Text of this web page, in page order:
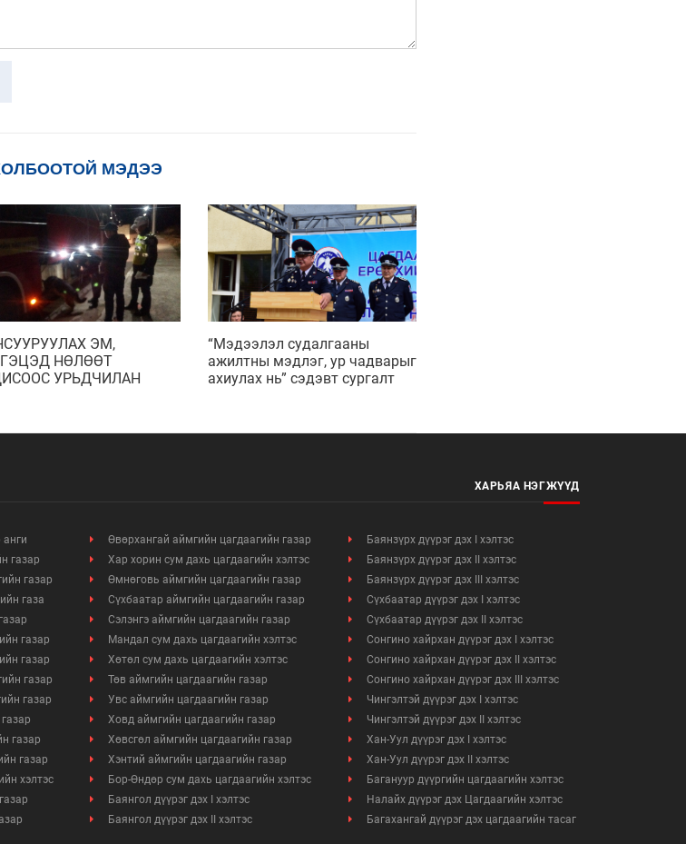
МЭДЭЭ
ЭМ,
НӨЛӨӨТ
УРЬДЧИЛАН
“Мэдээлэл судалгааны
ажилтны мэдлэг, ур чадварыг
ахиулах нь” сэдэвт сургалт
ХАРЬЯА НЭГЖҮҮД
газар
газар
газа
газар
газар
газар
газар
газар
газар
хэлтэс
Өвөрхангай аймгийн цагдаагийн газар
Хар хорин сум дахь цагдаагийн хэлтэс
Өмнөговь аймгийн цагдаагийн газар
Сүхбаатар аймгийн цагдаагийн газар
Сэлэнгэ аймгийн цагдаагийн газар
Мандал сум дахь цагдаагийн хэлтэс
Хөтөл сум дахь цагдаагийн хэлтэс
Төв аймгийн цагдаагийн газар
Увс аймгийн цагдаагийн газар
Ховд аймгийн цагдаагийн газар
Хөвсгөл аймгийн цагдаагийн газар
Хэнтий аймгийн цагдаагийн газар
Бор-Өндөр сум дахь цагдаагийн хэлтэс
Баянгол дүүрэг дэх I хэлтэс
Баянгол дүүрэг дэх II хэлтэс
Баянзүрх дүүрэг дэх I хэлтэс
Баянзүрх дүүрэг дэх II хэлтэс
Баянзүрх дүүрэг дэх III хэлтэс
Сүхбаатар дүүрэг дэх I хэлтэс
Сүхбаатар дүүрэг дэх II хэлтэс
Сонгино хайрхан дүүрэг дэх I хэлтэс
Сонгино хайрхан дүүрэг дэх II хэлтэс
Сонгино хайрхан дүүрэг дэх III хэлтэс
Чингэлтэй дүүрэг дэх I хэлтэс
Чингэлтэй дүүрэг дэх II хэлтэс
Хан-Уул дүүрэг дэх I хэлтэс
Хан-Уул дүүрэг дэх II хэлтэс
Багануур дүүргийн цагдаагийн хэлтэс
Налайх дүүрэг дэх Цагдаагийн хэлтэс
Багахангай дүүрэг дэх цагдаагийн тасаг